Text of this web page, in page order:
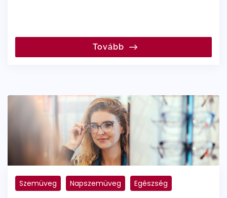
Tovább
Szemüveg Napszemüveg
Egészség